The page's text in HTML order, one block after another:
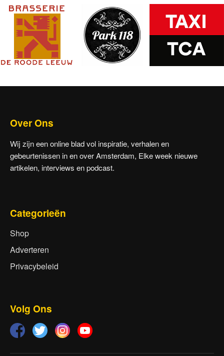
Over Ons
Wij zijn een online blad vol inspiratie, verhalen en
gebeurtenissen in en over Amsterdam, Elke week nieuwe
artikelen, interviews en podcast.
Categorieën
Shop
Adverteren
Privacybeleid
Volg Ons